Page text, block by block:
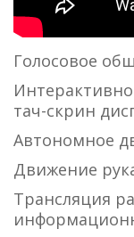
Голосовое
тач-скрин
Автономное
Движение
Трансляция